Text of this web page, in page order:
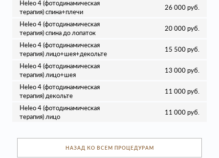
Heleo 4 (фотодинамическая
терапия) спина+плечи
26 000 руб.
Heleo 4 (фотодинамическая
терапия) спина до лопаток
20 000 руб.
Heleo 4 (фотодинамическая
терапия) лицо+шея+декольте
15 500 руб.
Heleo 4 (фотодинамическая
терапия) лицо+шея
13 000 руб.
Heleo 4 (фотодинамическая
терапия) декольте
11 000 руб.
Heleo 4 (фотодинамическая
терапия) лицо
11 000 руб.
НАЗАД КО ВСЕМ ПРОЦЕДУРАМ